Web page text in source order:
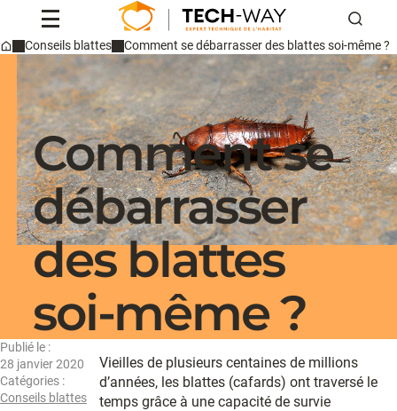
Professionnels
Particuliers
Conseils & actus
Qui sommes-nous ?
Contact
Devis
Home
Conseils blattes Comment se débarrasser des blattes soi-même ?
Comment se
débarrasser
des blattes
soi-même ?
Publié le :
28 janvier 2020
Catégories :
Conseils blattes
Vieilles de plusieurs centaines de millions
d’années, les blattes (cafards) ont traversé le
temps grâce à une capacité de survie